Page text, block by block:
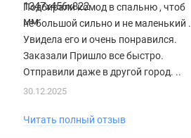
Подбирали комод в спальню , чтоб
не большой сильно и не маленький .
Увидела его и очень понравился.
Заказали Пришло все быстро.
Отправили даже в другой город. ..
30.12.2025
Читать полный отзыв